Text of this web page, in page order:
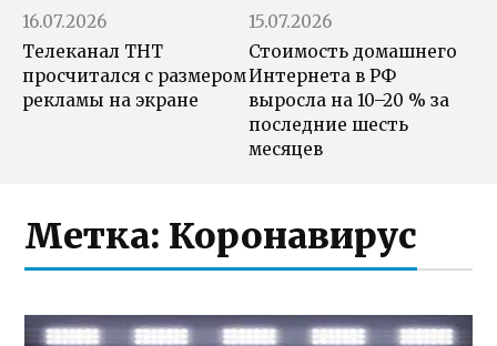
16.07.2026
Телеканал ТНТ
просчитался с размером
рекламы на экране
15.07.2026
Стоимость домашнего
Интернета в РФ
выросла на 10–20 % за
последние шесть
месяцев
Метка: Коронавирус